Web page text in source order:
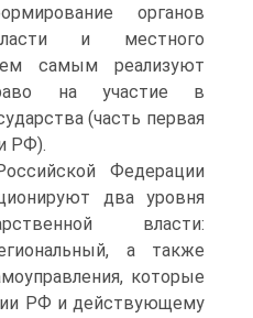
органов
и местного
самым реализуют
на участие в
(часть первая
РФ).
Федерации
два уровня
власти:
а также
которые
РФ и действующему